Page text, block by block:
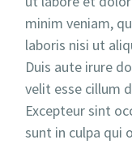
minim veniam,
laboris nisi ut
Duis aute irure
velit esse cillum
Excepteur sint
sunt in culpa qui